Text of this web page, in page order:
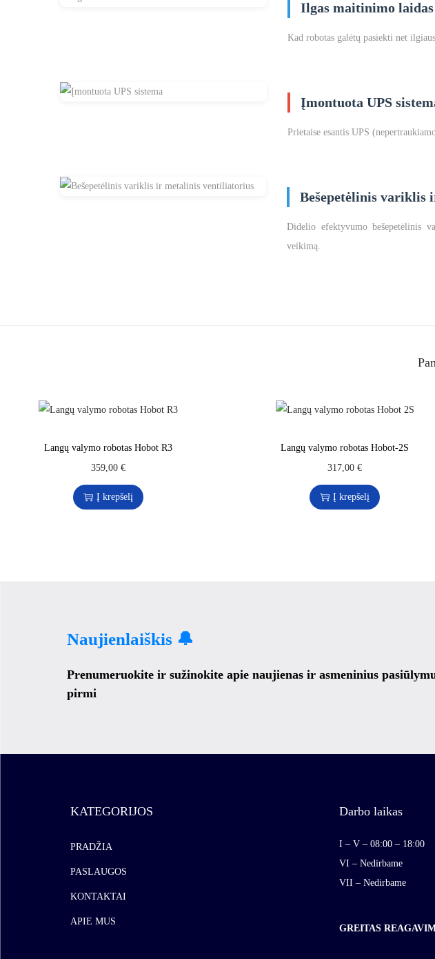
Ilgas maitinimo laidas
Kad robotas galėtų pasiekti net
Įmontuota UPS
Prietaise esantis UPS
Bešepetėlinis
Didelio efektyvumo bešepetėlinis
veikimą.
Langų valymo robotas Hobot R3
359,00 €
Į krepšelį
Langų valymo robotas Hobot-2S
317,00€
Į krepšelį
Naujienlaiškis 🔔
Prenumeruokite ir sužinokite apie naujienas ir asmeninius
pirmi
KATEGORIJOS
PRADŽIA
PASLAUGOS
KONTAKTAI
APIE MUS
Darbo laikas
I – V – 08:00 – 18:00
VI – Nedirbame
VII – Nedirbame
GREITAS